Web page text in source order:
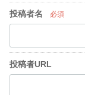
投稿者名 必須
投稿者URL